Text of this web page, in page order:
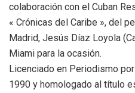
colaboración con el Cuban
« Crónicas del Caribe », del
Madrid, Jesús Díaz Loyola
Miami para la ocasión.
Licenciado en Periodismo
1990 y homologado al título